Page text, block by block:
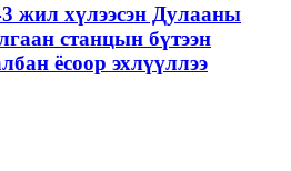
жил хүлээсэн Дулааны
станцын бүтээн
ёсоор эхлүүллээ